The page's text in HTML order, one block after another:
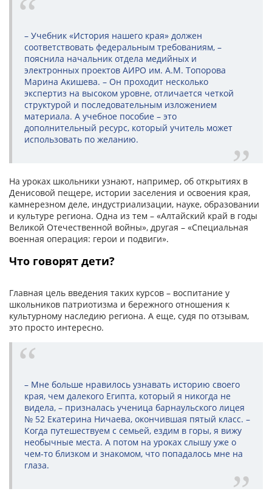
– Учебник «История нашего края» должен
соответствовать федеральным требованиям, –
пояснила начальник отдела медийных и
электронных проектов АИРО им. А.М. Топорова
Марина Акишева. – Он проходит несколько
экспертиз на высоком уровне, отличается четкой
структурой и последовательным изложением
материала. А учебное пособие – это
дополнительный ресурс, который учитель может
использовать по желанию.
На уроках школьники узнают, например, об открытиях в
Денисовой пещере, истории заселения и освоения края,
камнерезном деле, индустриализации, науке, образовании
и культуре региона. Одна из тем – «Алтайский край в годы
Великой Отечественной войны», другая – «Специальная
военная операция: герои и подвиги».
Что говорят дети?
Главная цель введения таких курсов – воспитание у
школьников патриотизма и бережного отношения к
культурному наследию региона. А еще, судя по отзывам,
это просто интересно.
– Мне больше нравилось узнавать историю своего
края, чем далекого Египта, который я никогда не
видела, – призналась ученица барнаульского лицея
№ 52 Екатерина Ничаева, окончившая пятый класс. –
Когда путешествуем с семьей, ездим в горы, я вижу
необычные места. А потом на уроках слышу уже о
чем-то близком и знакомом, что попадалось мне на
глаза.